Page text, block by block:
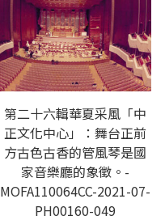
第二十六輯華夏采風「中
正文化中心」：舞台正前
方古色古香的管風琴是國
家音樂廳的象徵。-
MOFA110064CC-2021-07-
PH00160-049